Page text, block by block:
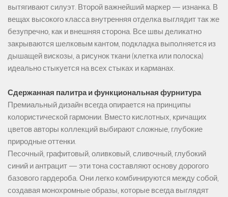
вытягивают силуэт. Второй важнейший маркер — изнанка. В
вещах высокого класса внутренняя отделка выглядит так же
безупречно, как и внешняя сторона. Все швы деликатно
закрываются шелковым кантом, подкладка выполняется из
дышащей вискозы, а рисунок ткани (клетка или полоска)
идеально стыкуется на всех стыках и карманах.
Сдержанная палитра и функциональная фурнитура
Премиальный дизайн всегда опирается на принципы
колористической гармонии. Вместо кислотных, кричащих
цветов авторы коллекций выбирают сложные, глубокие
природные оттенки.
Песочный, графитовый, оливковый, сливочный, глубокий
синий и антрацит — эти тона составляют основу дорогого
базового гардероба. Они легко комбинируются между собой,
создавая монохромные образы, которые всегда выглядят